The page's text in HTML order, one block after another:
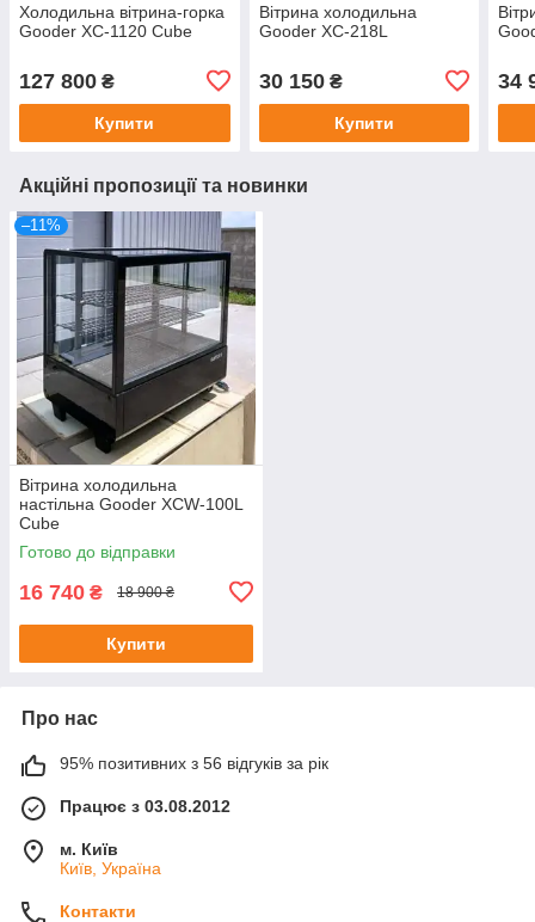
Холодильна вітрина-горка
Gooder XC-1120 Cube
127 800 ₴
Купити
Вітрина холодильна
Gooder XC-218L
30 150₴
Купити
34
Акційні пропозиції та новинки
–11%
Вітрина холодильна
настільна Gooder XCW-100L
Cube
Готово до відправки
16 740 ₴ 18 900 ₴
Купити
Про нас
95% позитивних з 56 відгуків за рік
Працює з 03.08.2012
м. Київ
Київ, Україна
Контакти